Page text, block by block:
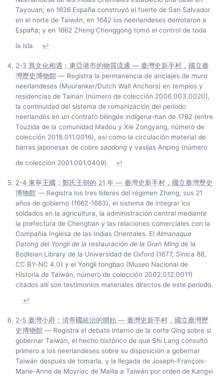
Tayouan; en 1626 España construyó el fuerte de San Salvador
en el norte de Taiwán; en 1642 los neerlandeses derrotaron a
España; y en 1662 Zheng Chenggong tomó el control de toda
la isla.
↩
2-3 異文化相遇：東亞港市的物質流通 — 臺灣史新手村，國立臺
灣歷史博物館 — Registra la permanencia de anclajes de muro
neerlandeses (Muuranker/Dutch Wall Anchors) en templos y
residencias de Tainan (número de colección 2006.003.0020),
la continuidad del sistema de romanización del período
neerlandés en un contrato bilingüe indígena-han de 1782 (entre
Touzida de la comunidad Madou y Xie Zongyang, número de
colección 2018.011.0016), así como la circulación material de
barras japonesas de cobre saodong y vasijas Anping (número
de colección 2001.001.0409).
↩
2-4 東寧王國：鄭氏王朝的 21 年 — 臺灣史新手村，國立臺灣歷史
博物館 — Registra los tres líderes del régimen Zheng, sus 21
años de gobierno (1662-1683), el sistema de integrar los
soldados en la agricultura, la administración central mediante
la prefectura de Chengtian y las relaciones comerciales con la
Compañía Inglesa de las Indias Orientales. El Almanaque
Datong del Yongli de la restauración de la Gran Ming de la
Bodleian Library de la Universidad de Oxford (1677, Sinica 88,
CC BY-NC 4.0) y el Yongli tongbao (Museo Nacional de
Historia de Taiwán, número de colección 2002.012.0011)
citados allí son testimonios materiales directos de este período.
↩
2-5 臺灣小府：清帝國統治的開始 — 臺灣史新手村，國立臺灣歷
史博物館 — Registra el debate interno de la corte Qing sobre si
gobernar Taiwán, el hecho histórico de que Shi Lang consultó
primero a los neerlandeses sobre su disposición a gobernar
Taiwán después de tomarla, y la llegada de Joseph-François-
Marie-Anne de Moyriac de Mailla a Taiwán por orden de Kangxi